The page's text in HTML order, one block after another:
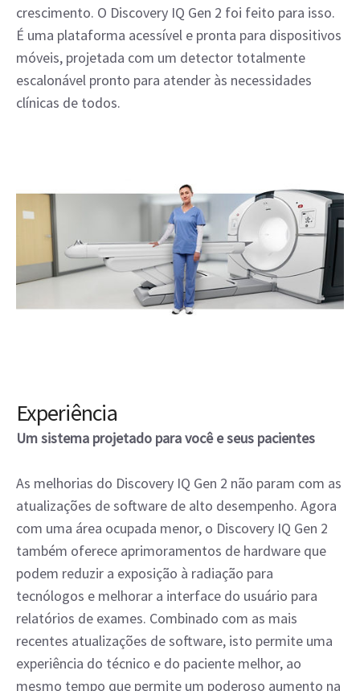
crescimento. O Discovery IQ Gen 2 foi feito para isso.
É uma plataforma acessível e pronta para dispositivos
móveis, projetada com um detector totalmente
escalonável pronto para atender às necessidades
clínicas de todos.
Experiência
Um sistema projetado para você e seus pacientes
As melhorias do Discovery IQ Gen 2 não param com as
atualizações de software de alto desempenho. Agora
com uma área ocupada menor, o Discovery IQ Gen 2
também oferece aprimoramentos de hardware que
podem reduzir a exposição à radiação para
tecnólogos e melhorar a interface do usuário para
relatórios de exames. Combinado com as mais
recentes atualizações de software, isto permite uma
experiência do técnico e do paciente melhor, ao
mesmo tempo que permite um poderoso aumento na